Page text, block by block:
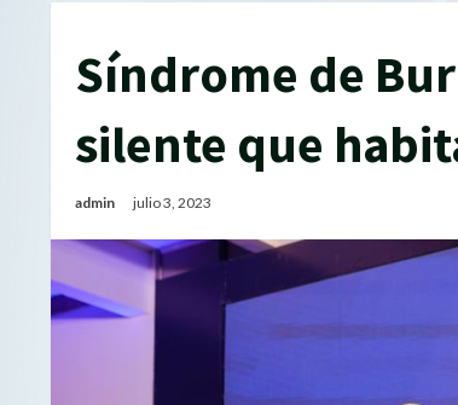
Síndrome de
silente que
admin julio 3, 2023